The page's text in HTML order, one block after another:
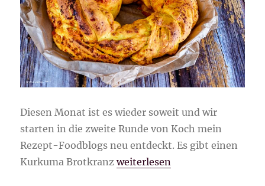
Diesen Monat ist es wieder soweit und wir
starten in die zweite Runde von Koch mein
Rezept-Foodblogs neu entdeckt. Es gibt einen
Kurkuma Brotkranz„Kurkuma-Brotkranz“
weiterlesen